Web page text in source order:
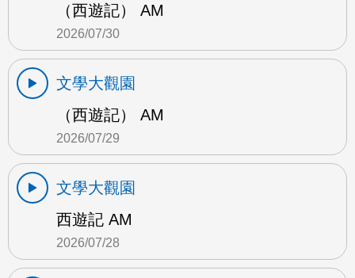
（西遊記） AM
2026/07/30
文學大觀園
（西遊記） AM
2026/07/29
文學大觀園
西遊記 AM
2026/07/28